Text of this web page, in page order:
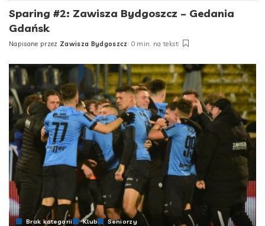
Sparing #2: Zawisza Bydgoszcz – Gedania
Gdańsk
Posted
Napisane przez Zawisza Bydgoszcz 0 min. na tekst
Brak kategorii Klub Seniorzy